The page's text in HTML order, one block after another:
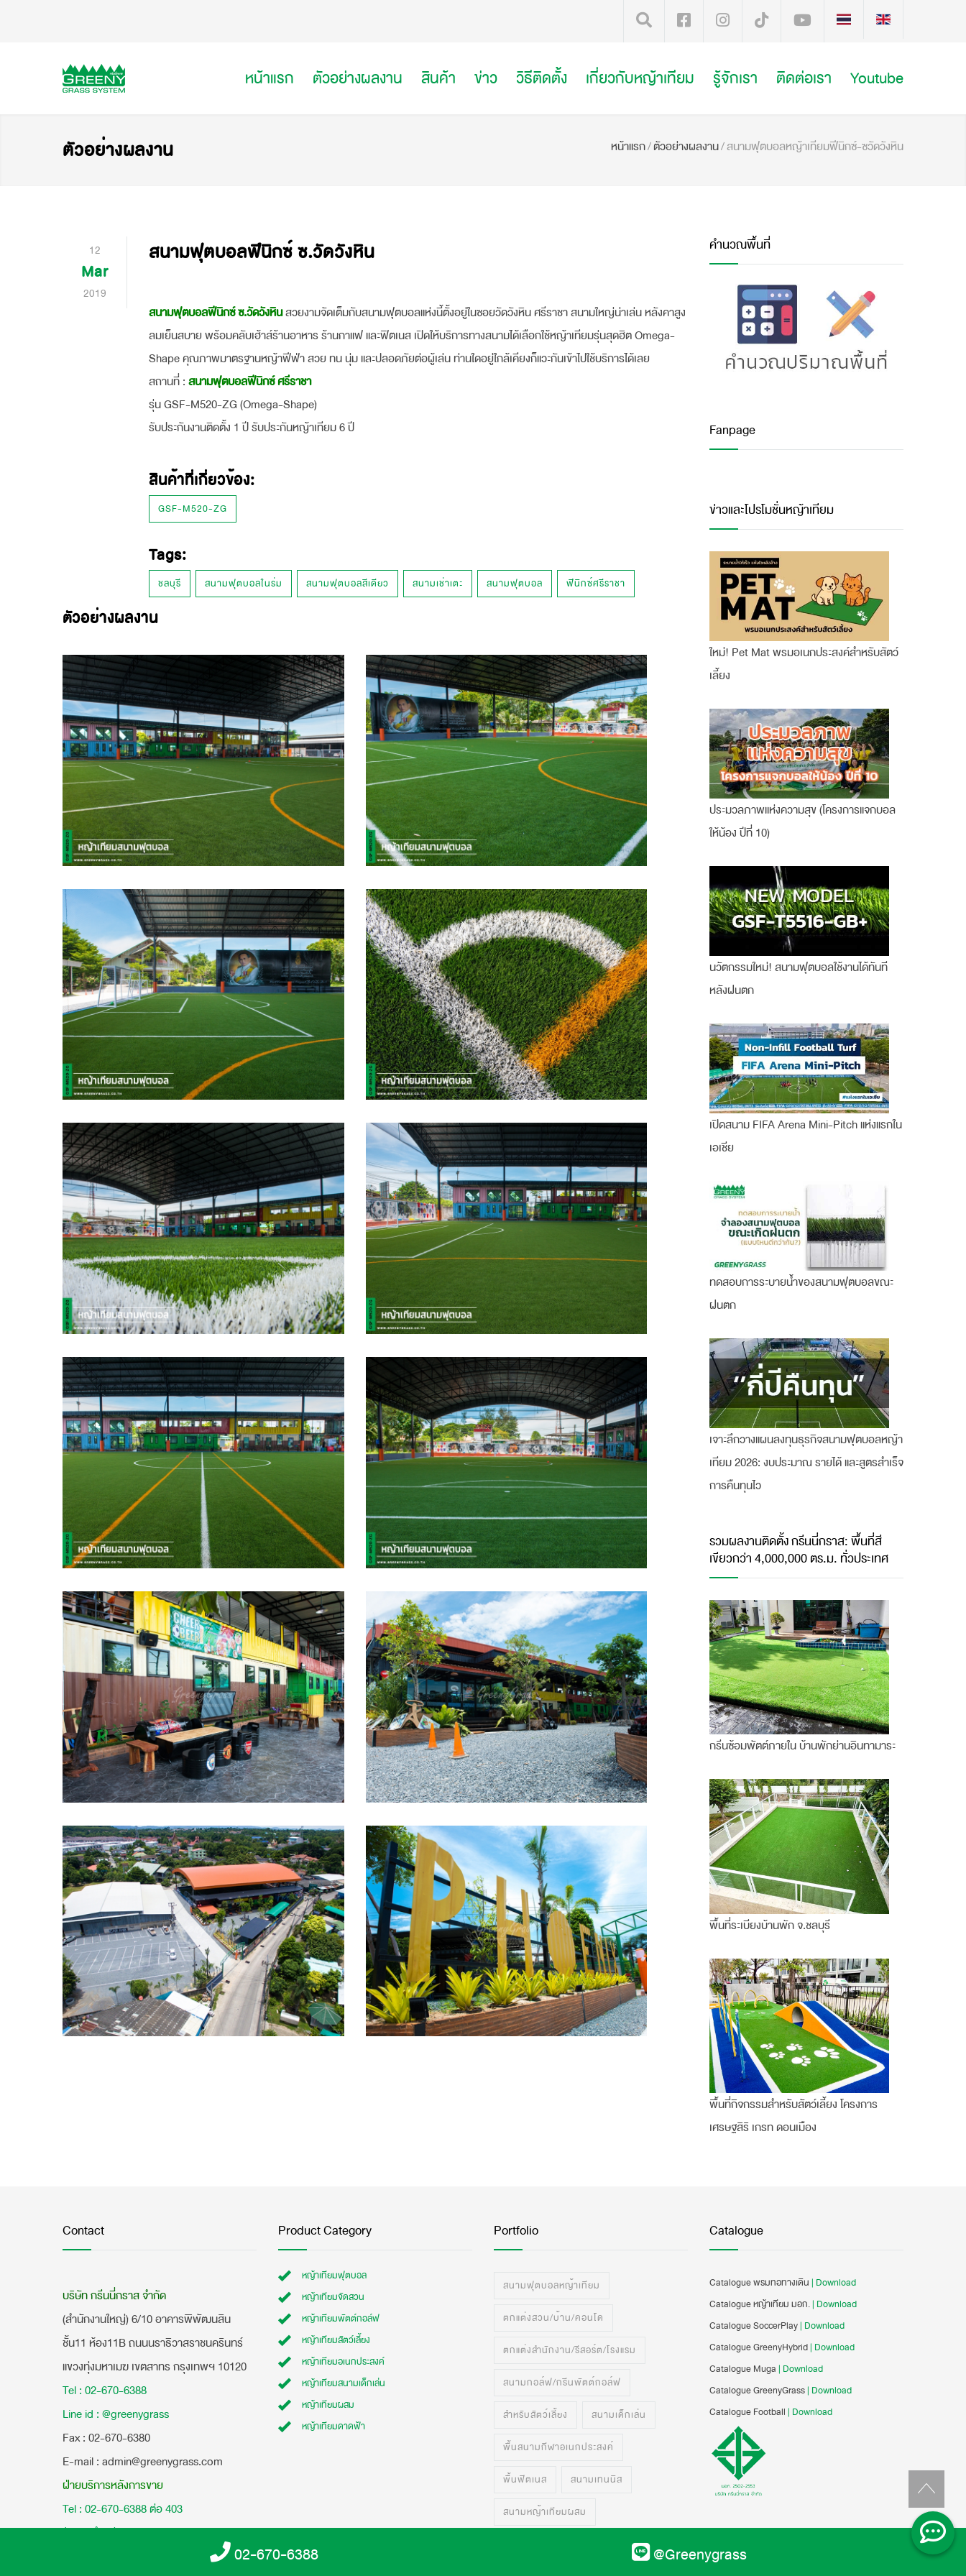
หน้าแรก ตัวอย่างผลงาน สินค้า ข่าว วิธีติดตั้ง เกี่ยวกับหญ้าเทียม รู้จักเรา ติดต่อเรา Youtube
ตัวอย่างผลงาน หน้าแรก/ตัวอย่างผลงาน/สนามฟุตบอลหญ้าเทียมฟีนิกซ์-ซวัดวังหิน
12
Mar
2019
สนามฟุตบอลฟีนิกซ์ ซ.วัดวังหิน
สนามฟุตบอลฟีนิกซ์ ซ.วัดวังหินสวยงามจัดเต็มกับสนามฟุตบอลแห่งนี้ตั้งอยู่ในซอยวัดวังหิน ศรีราชา สนามใหญ่น่าเล่น หลังคาสูง
ลมเย็นสบาย พร้อมคลับเฮ้าส์ร้านอาหาร ร้านกาแฟ และฟิตเนส เปิดให้บริการทางสนามได้เลือกใช้หญ้าเทียมรุ่นสุดฮิต Omega-
Shape คุณภาพมาตรฐานหญ้าฟีฟ่า สวย ทน นุ่ม และปลอดภัยต่อผู้เล่น ท่านใดอยู่ใกล้เคียงก็แวะกันเข้าไปใช้บริการได้เลย
สถานที่ : สนามฟุตบอลฟีนิกซ์ ศรีราชา
รุ่น GSF-M520-ZG (Omega-Shape)
รับประกันงานติดตั้ง 1 ปี รับประกันหญ้าเทียม 6 ปี
สินค้าที่เกี่ยวข้อง:
GSF-M520-ZG
Tags:
ชลบุรี สนามฟุตบอลในร่ม สนามฟุตบอลสีเดียว สนามเช่าเตะ สนามฟุตบอล ฟีนิกซ์ศรีราชา
ตัวอย่างผลงาน
คำนวณพื้นที่
Fanpage
ข่าวและโปรโมชั่นหญ้าเทียม
ใหม่! Pet Mat พรมอเนกประสงค์สำหรับสัตว์
เลี้ยง
ประมวลภาพแห่งความสุข (โครงการแจกบอล
ให้น้อง ปีที่ 10)
นวัตกรรมใหม่! สนามฟุตบอลใช้งานได้ทันที
หลังฝนตก
เปิดสนาม FIFA Arena Mini-Pitch แห่งแรกใน
เอเชีย
ทดสอบการระบายน้ำของสนามฟุตบอลขณะ
ฝนตก
เจาะลึกวางแผนลงทุนธุรกิจสนามฟุตบอลหญ้า
เทียม 2026: งบประมาณ รายได้ และสูตรสำเร็จ
การคืนทุนไว
รวมผลงานติดตั้ง กรีนนี่กราส: พื้นที่สี
เขียวกว่า 4,000,000 ตร.ม. ทั่วประเทศ
กรีนซ้อมพัตต์ภายใน บ้านพักย่านอินทามาระ
พื้นที่ระเบียงบ้านพัก จ.ชลบุรี
พื้นที่กิจกรรมสำหรับสัตว์เลี้ยง โครงการ
เศรษฐสิริ เกรท ดอนเมือง
02-670-6388 @Greenygrass
Contact
บริษัท กรีนนี่กราส จำกัด
(สำนักงานใหญ่) 6/10 อาคารพิพัฒนสิน
ชั้น11 ห้อง11B ถนนนราธิวาสราชนครินทร์
แขวงทุ่งมหาเมฆ เขตสาทร กรุงเทพฯ 10120
Tel : 02-670-6388
Line id : @greenygrass
​Fax : 02-670-6380
E-mail : admin@greenygrass.com
ฝ่ายบริการหลังการขาย
Tel : 02-670-6388 ต่อ 403
ตัวแทนจำหน่าย
Product Category
หญ้าเทียมฟุตบอล
หญ้าเทียมจัดสวน
หญ้าเทียมพัตต์กอล์ฟ
หญ้าเทียมสัตว์เลี้ยง
หญ้าเทียมอเนกประสงค์
หญ้าเทียมสนามเด็กเล่น
หญ้าเทียมผสม
หญ้าเทียมดาดฟ้า
Portfolio
สนามฟุตบอลหญ้าเทียม
ตกแต่งสวน/บ้าน/คอนโด
ตกแต่งสำนักงาน/รีสอร์ต/โรงแรม
สนามกอล์ฟ/กรีนพัตต์กอล์ฟ
สำหรับสัตว์เลี้ยง สนามเด็กเล่น
พื้นสนามกีฬาอเนกประสงค์
พื้นฟิตเนส สนามเทนนิส
สนามหญ้าเทียมผสม
Catalogue
Catalogue พรมทอทางเดิน | Download
Catalogue หญ้าเทียม มอก.| Download
Catalogue SoccerPlay| Download
Catalogue GreenyHybrid| Download
Catalogue Muga | Download
Catalogue GreenyGrass| Download
Catalogue Football | Download